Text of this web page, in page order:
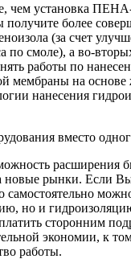
чем установка
более
(за счет
по смоле), а во-
работы по
мембраны на основе
нанесения
вместо
расширения
новые рынки. Если
самостоятельно
но и
сторонним
экономии, к
работы.